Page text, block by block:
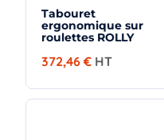
Tabouret
ergonomique sur
roulettes ROLLY
372,46 € HT